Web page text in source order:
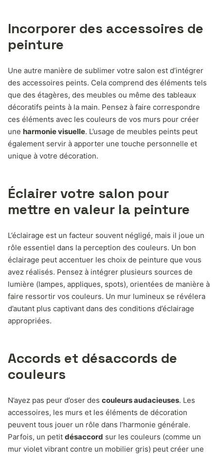
Incorporer des accessoires de
peinture
Une autre manière de sublimer votre salon est d’intégrer
des accessoires peints. Cela comprend des éléments tels
que des étagères, des meubles ou même des tableaux
décoratifs peints à la main. Pensez à faire correspondre
ces éléments avec les couleurs de vos murs pour créer
une harmonie visuelle. L’usage de meubles peints peut
également servir à apporter une touche personnelle et
unique à votre décoration.
Éclairer votre salon pour
mettre en valeur la peinture
L’éclairage est un facteur souvent négligé, mais il joue un
rôle essentiel dans la perception des couleurs. Un bon
éclairage peut accentuer les choix de peinture que vous
avez réalisés. Pensez à intégrer plusieurs sources de
lumière (lampes, appliques, spots), orientées de manière à
faire ressortir vos couleurs. Un mur lumineux se révélera
d’autant plus captivant dans des conditions d’éclairage
appropriées.
Accords et désaccords de
couleurs
N’ayez pas peur d’oser des couleurs audacieuses. Les
accessoires, les murs et les éléments de décoration
peuvent tous jouer un rôle dans l’harmonie générale.
Parfois, un petit désaccord sur les couleurs (comme un
mur violet vibrant contre un mobilier gris) peut créer une